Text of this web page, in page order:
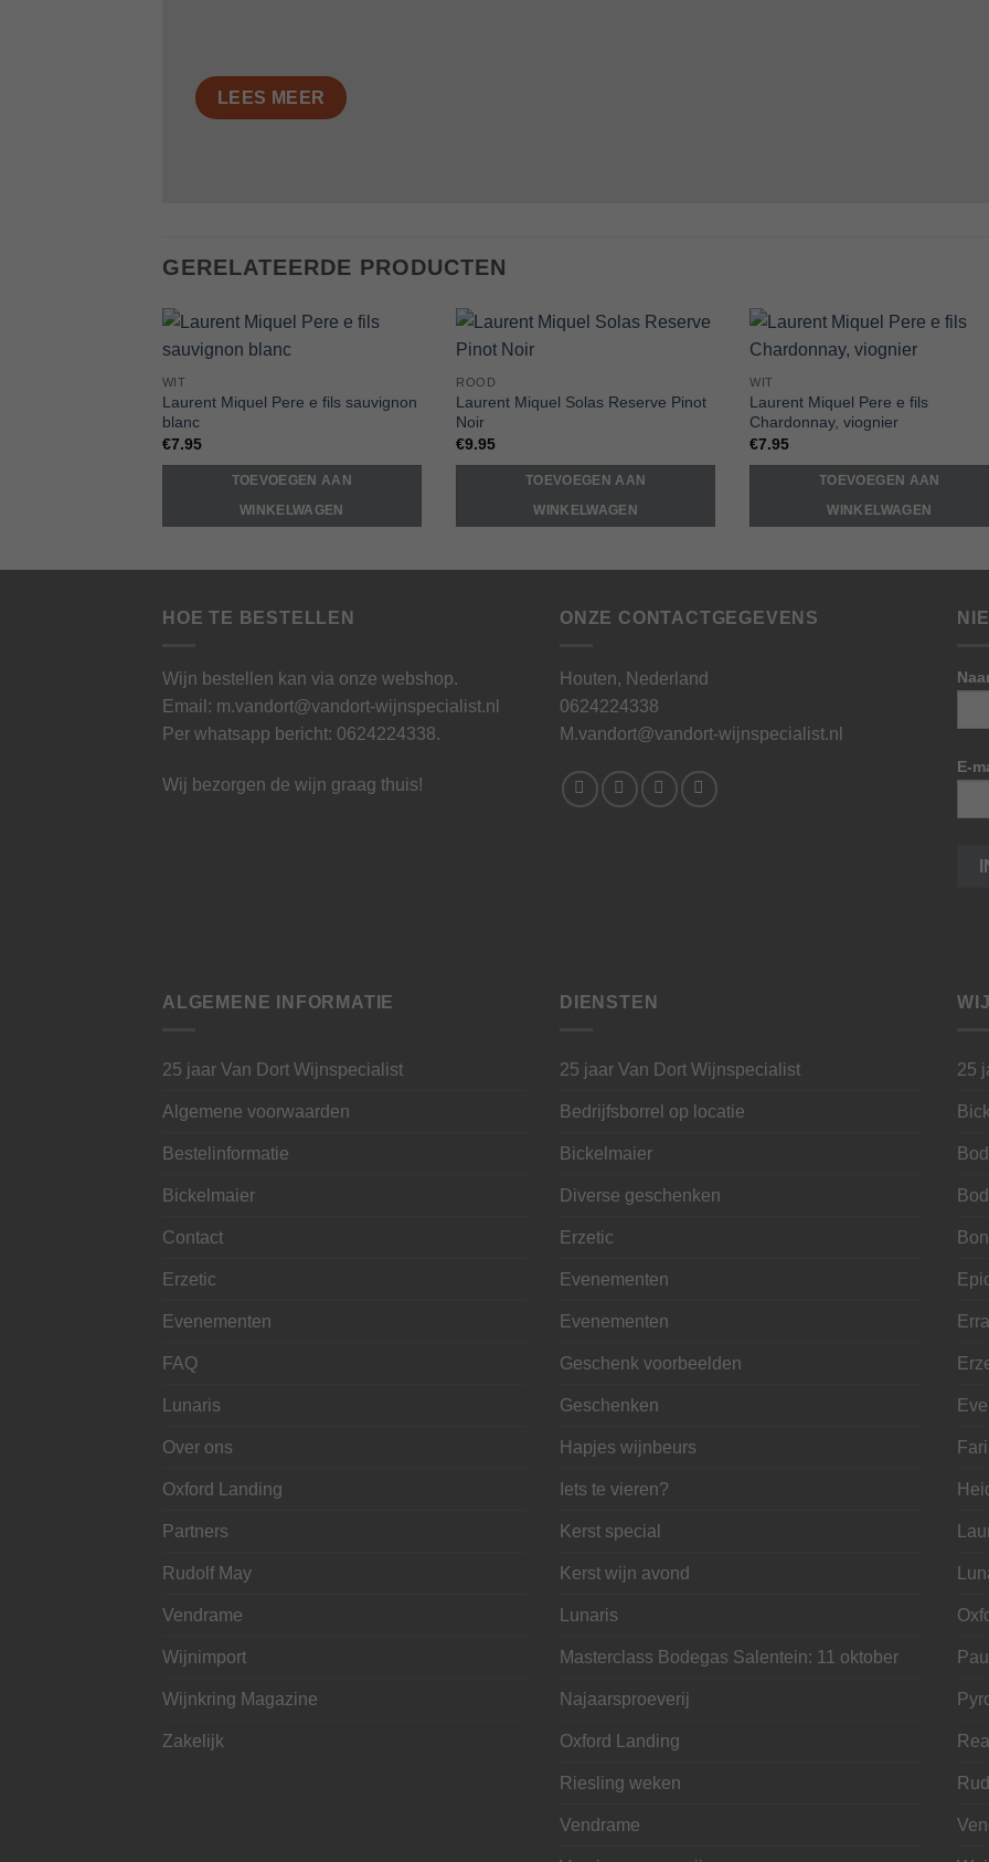
LEES MEER
GERELATEERDE PRODUCTEN
WIT
Laurent Miquel Pere e fils sauvignon
blanc
€7.95
TOEVOEGEN AAN
WINKELWAGEN
ROOD
Laurent Miquel Solas Reserve Pinot
Noir
€9.95
TOEVOEGEN AAN
WINKELWAGEN
WIT
Laurent Miquel Pere e fils
Chardonnay, viognier
€7.95
TOEVOEGEN AAN
WINKELWAGEN
HOE TE BESTELLEN
Wijn bestellen kan via onze webshop.
Email: m.vandort@vandort-wijnspecialist.nl
Per whatsapp bericht: 0624224338.
Wij bezorgen de wijn graag thuis!
ONZE CONTACTGEGEVENS
Houten, Nederland
0624224338
M.vandort@vandort-wijnspecialist.nl
E-
ALGEMENE INFORMATIE
25 jaar Van Dort Wijnspecialist
Algemene voorwaarden
Bestelinformatie
Bickelmaier
Contact
Erzetic
Evenementen
FAQ
Lunaris
Over ons
Oxford Landing
Partners
Rudolf May
Vendrame
Wijnimport
Wijnkring Magazine
Zakelijk
DIENSTEN
25 jaar Van Dort Wijnspecialist
Bedrijfsborrel op locatie
Bickelmaier
Diverse geschenken
Erzetic
Evenementen
Evenementen
Geschenk voorbeelden
Geschenken
Hapjes wijnbeurs
Iets te vieren?
Kerst special
Kerst wijn avond
Lunaris
Masterclass Bodegas Salentein: 11 oktober
Najaarsproeverij
Oxford Landing
Riesling weken
Vendrame
25